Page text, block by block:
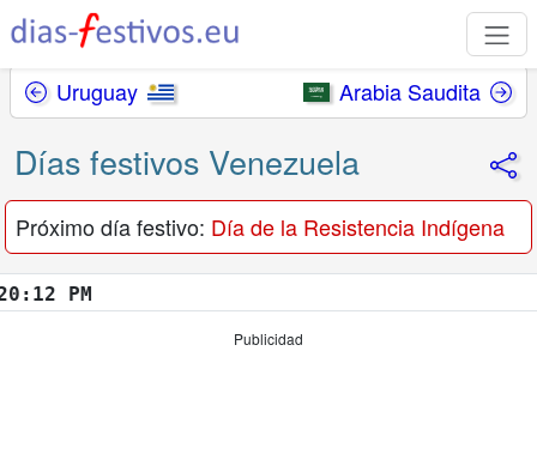
Uruguay Arabia Saudita
Días festivos Venezuela
Próximo día festivo: Día de la Resistencia Indígena
PM
Publicidad